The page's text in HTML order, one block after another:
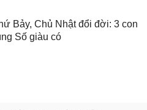
Bảy, Chủ Nhật đổi đời: 3 con
Số giàu có